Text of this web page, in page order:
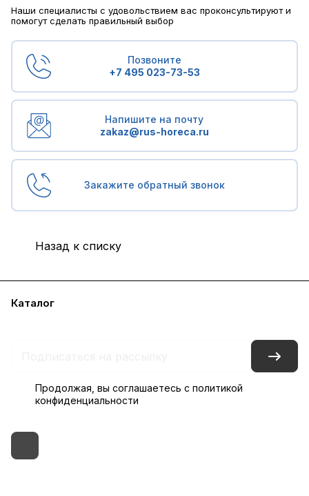
Наши специалисты с удовольствием вас проконсультируют и
помогут сделать правильный выбор
Позвоните
+7 495 023-73-53
Напишите на почту
zakaz@rus-horeca.ru
Закажите обратный звонок
Назад к списку
Каталог
Продолжая, вы соглашаетесь с политикой
конфиденциальности